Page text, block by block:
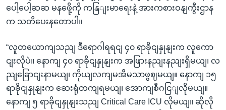
ပေါ့ပေါ့ဆဆ မနဖေို့ကို ကနြျးမာရေးနဲ့ အားကစားဝနျကွီးဌာန
က သတိပေးနတောပါ။
“လူတယောကျသညျ ဒီရောဂါရရငျ ၄၀ ရာခိုငျနှုနျးက လူကော
ငျးလိုပဲ။ နောကျ ၄၀ ရာခိုငျနှုနျးက အဖြားနညျးနညျးရှိမယျ၊ လ
ညျခြောငျးနာမယျ၊ ကိုယျလကျမအီမသာဖွဈမယျ။ နောကျ ၁၅
ရာခိုငျနှုနျးက ဆေးရုံတကျရမယျ၊ အောကျစီဂငြျလိုမယျ။
နောကျ ၅ ရာခိုငျနှုနျးသညျ Critical Care ICU လိုမယျ။ ဆိုလို